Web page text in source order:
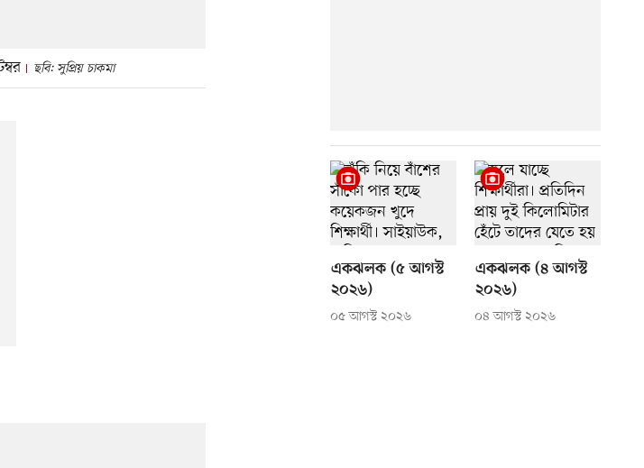
ছবি: সুপ্রিয় চাকমা
একঝলক (৫ আগস্ট
২০২৬)
০৫ আগস্ট ২০২৬
একঝলক (৪ আগস্ট
২০২৬)
০৪ আগস্ট ২০২৬